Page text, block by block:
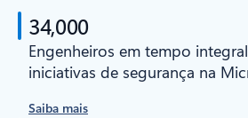
34,000
Engenheiros em tempo
iniciativas de segurança na
Saiba mais